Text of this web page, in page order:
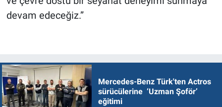
devam edeceğiz.”
Mercedes-Benz Türk'ten Actros
sürücülerine ‘Uzman Şoför’
eğitimi